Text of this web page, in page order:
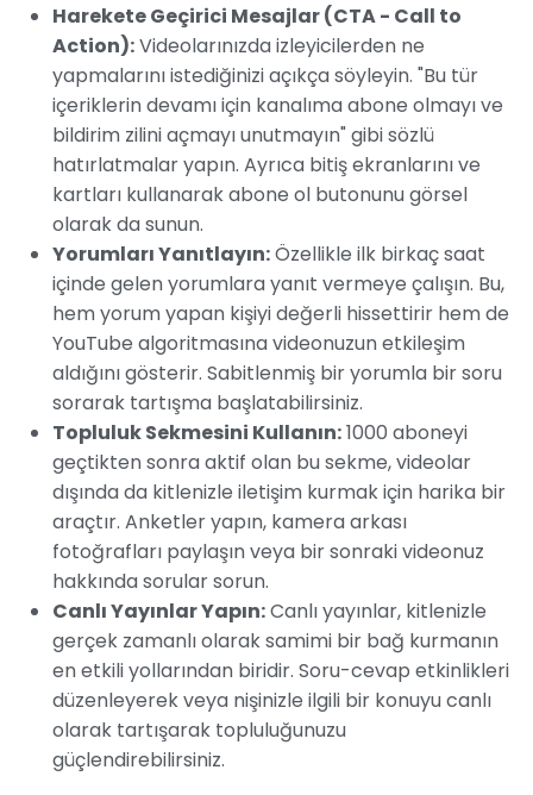
Harekete Geçirici Mesajlar (CTA - Call to
Action):Videolarınızda izleyicilerden ne
yapmalarını istediğinizi açıkça söyleyin. "Bu tür
içeriklerin devamı için kanalıma abone olmayı ve
bildirim zilini açmayı unutmayın" gibi sözlü
hatırlatmalar yapın. Ayrıca bitiş ekranlarını ve
kartları kullanarak abone ol butonunu görsel
olarak da sunun.
Yorumları Yanıtlayın:Özellikle ilk birkaç saat
içinde gelen yorumlara yanıt vermeye çalışın. Bu,
hem yorum yapan kişiyi değerli hissettirir hem de
YouTube algoritmasına videonuzun etkileşim
aldığını gösterir. Sabitlenmiş bir yorumla bir soru
sorarak tartışma başlatabilirsiniz.
Topluluk Sekmesini Kullanın:1000 aboneyi
geçtikten sonra aktif olan bu sekme, videolar
dışında da kitlenizle iletişim kurmak için harika bir
araçtır. Anketler yapın, kamera arkası
fotoğrafları paylaşın veya bir sonraki videonuz
hakkında sorular sorun.
Canlı Yayınlar Yapın:Canlı yayınlar, kitlenizle
gerçek zamanlı olarak samimi bir bağ kurmanın
en etkili yollarından biridir. Soru-cevap etkinlikleri
düzenleyerek veya nişinizle ilgili bir konuyu canlı
olarak tartışarak topluluğunuzu
güçlendirebilirsiniz.